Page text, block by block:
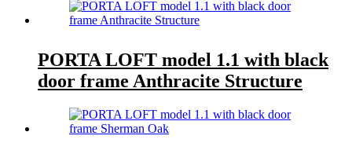
PORTA LOFT model 1.1 with black
door frame Anthracite Structure